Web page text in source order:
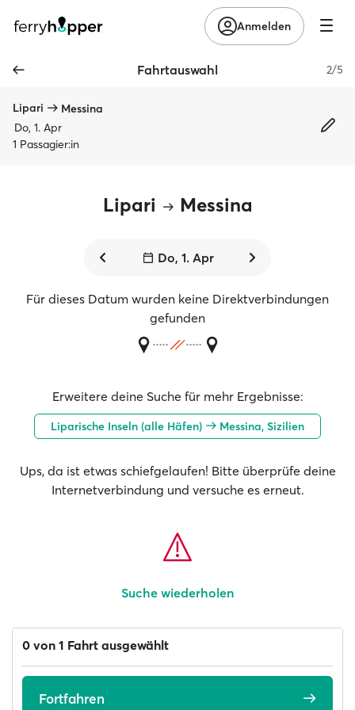
Anmelden
Fahrtauswahl 2/5
Lipari
Messina
Do, 1. Apr
1 Passagier:in
Lipari Messina
Do, 1. Apr
Für dieses Datum wurden keine Direktverbindungen
gefunden
Erweitere deine Suche für mehr Ergebnisse:
Liparische Inseln (alle Häfen) Messina, Sizilien
Ups, da ist etwas schiefgelaufen! Bitte überprüfe deine
Internetverbindung und versuche es erneut.
Suche wiederholen
0 von 1 Fahrt ausgewählt
Fortfahren